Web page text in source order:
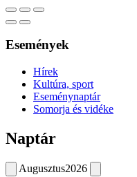
Események
Hírek
Kultúra, sport
Eseménynaptár
Somorja és vidéke
Naptár
Augusztus2026